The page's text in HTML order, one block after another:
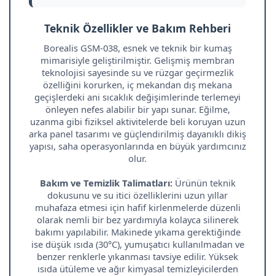
Teknik Özellikler ve Bakım Rehberi
Borealis GSM-038, esnek ve teknik bir kumaş
mimarisiyle geliştirilmiştir. Gelişmiş membran
teknolojisi sayesinde su ve rüzgar geçirmezlik
özelliğini korurken, iç mekandan dış mekana
geçişlerdeki ani sıcaklık değişimlerinde terlemeyi
önleyen nefes alabilir bir yapı sunar. Eğilme,
uzanma gibi fiziksel aktivitelerde beli koruyan uzun
arka panel tasarımı ve güçlendirilmiş dayanıklı dikiş
yapısı, saha operasyonlarında en büyük yardımcınız
olur.
Bakım ve Temizlik Talimatları:Ürünün teknik
dokusunu ve su itici özelliklerini uzun yıllar
muhafaza etmesi için hafif kirlenmelerde düzenli
olarak nemli bir bez yardımıyla kolayca silinerek
bakımı yapılabilir. Makinede yıkama gerektiğinde
ise düşük ısıda (30°C), yumuşatıcı kullanılmadan ve
benzer renklerle yıkanması tavsiye edilir. Yüksek
ısıda ütüleme ve ağır kimyasal temizleyicilerden